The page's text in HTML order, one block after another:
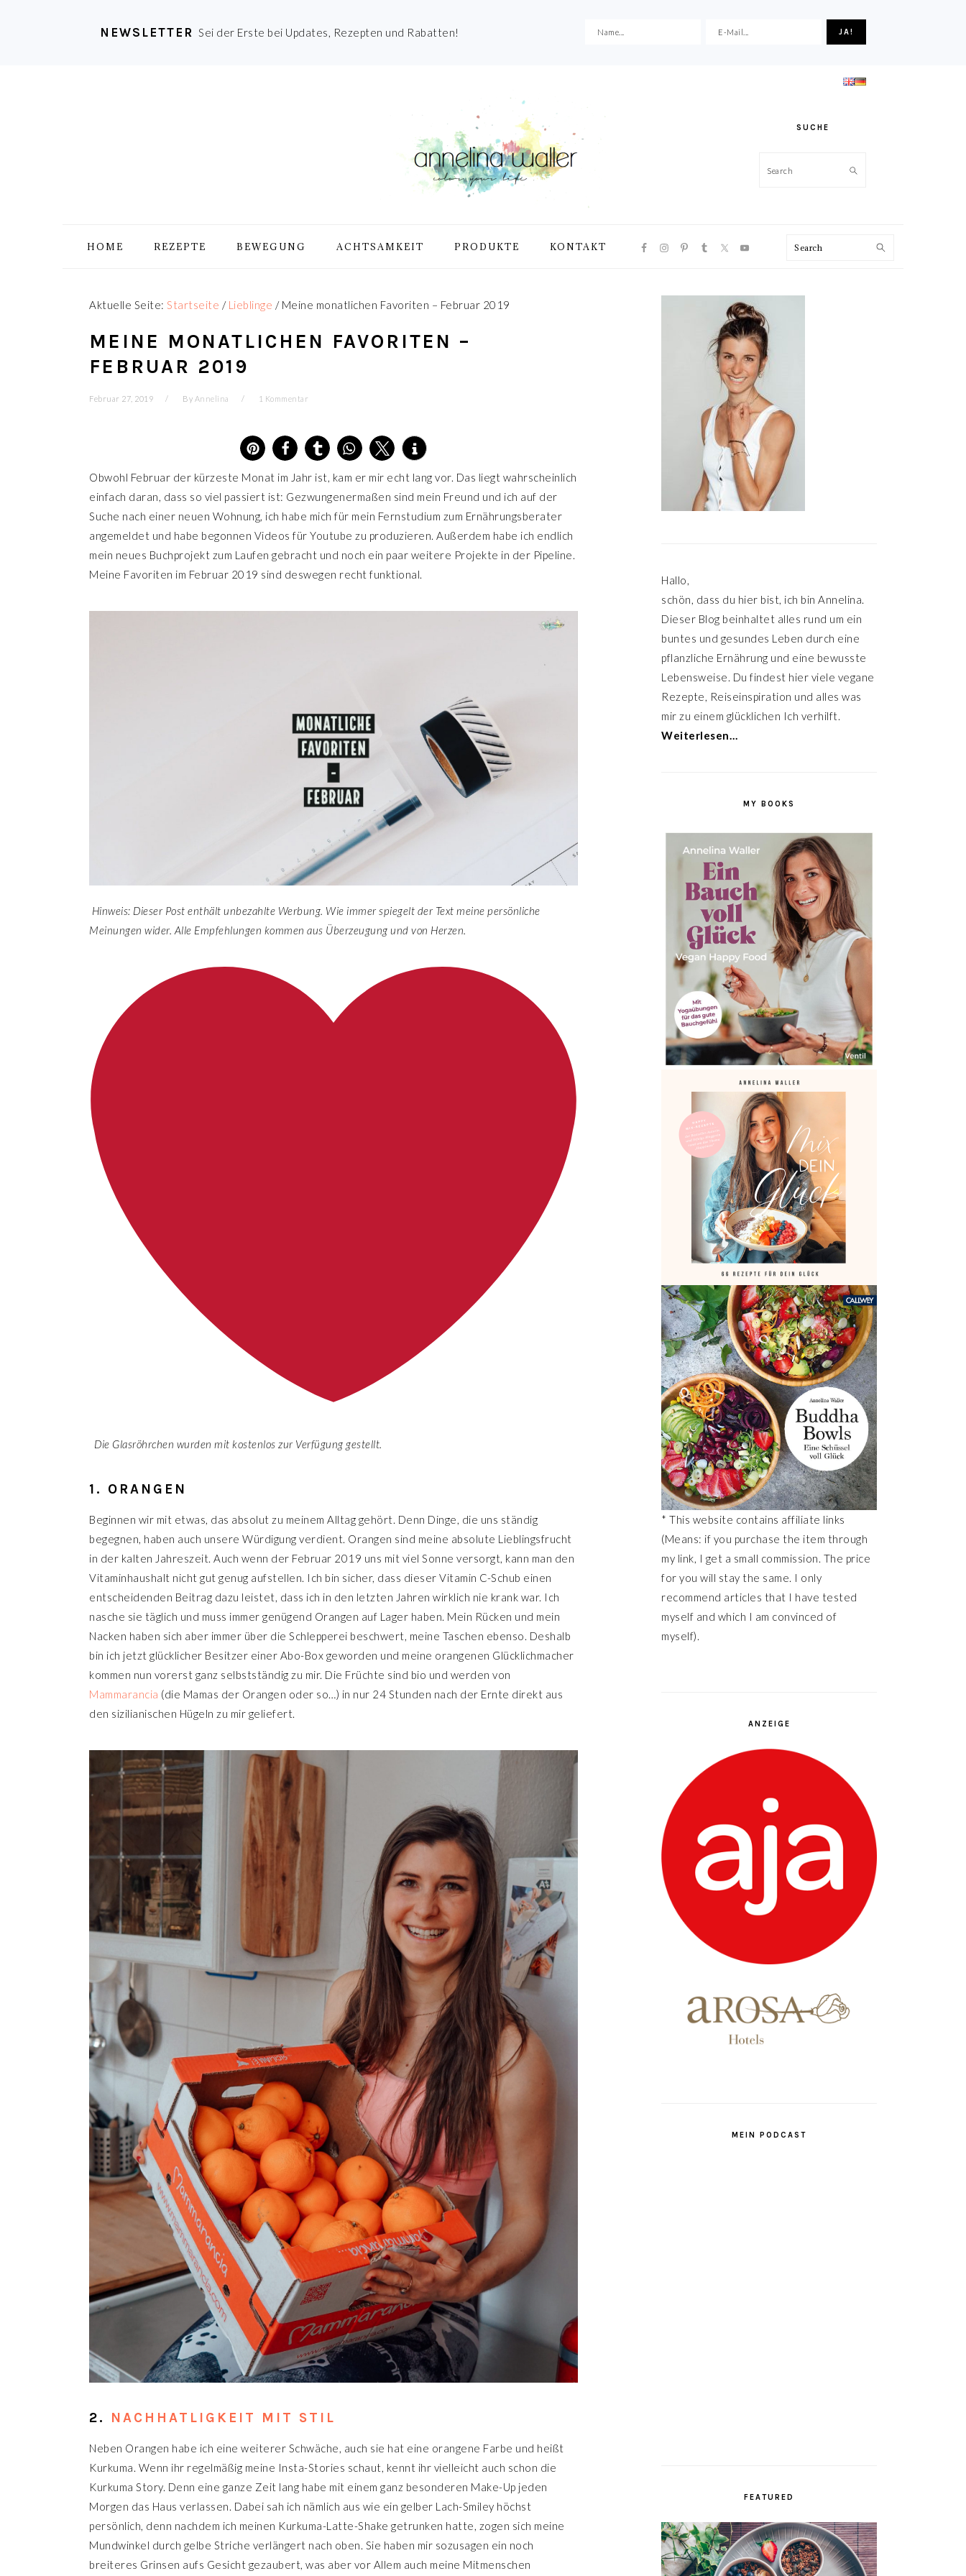
NEWSLETTER Sei der Erste bei Updates, Rezepten und Rabatten!
SUCHE
Search
HOME REZEPTE BEWEGUNG ACHTSAMKEIT PRODUKTE KONTAKT
NAVIGATION
ICONS
Search
Aktuelle Seite: Startseite / Lieblinge /Meine monatlichen Favoriten – Februar 2019
MEINE MONATLICHEN FAVORITEN –
FEBRUAR 2019
Februar 27, 2019 By Annelina 1 Kommentar
Obwohl Februar der kürzeste Monat im Jahr ist, kam er mir echt lang vor. Das liegt wahrscheinlich
einfach daran, dass so viel passiert ist: Gezwungenermaßen sind mein Freund und ich auf der
Suche nach einer neuen Wohnung, ich habe mich für mein Fernstudium zum Ernährungsberater
angemeldet und habe begonnen Videos für Youtube zu produzieren. Außerdem habe ich endlich
mein neues Buchprojekt zum Laufen gebracht und noch ein paar weitere Projekte in der Pipeline.
Meine Favoriten im Februar 2019 sind deswegen recht funktional.
Hinweis: Dieser Post enthält unbezahlte Werbung. Wie immer spiegelt der Text meine persönliche
Meinungen wider. Alle Empfehlungen kommen aus Überzeugung und von Herzen.
Die Glasröhrchen wurden mit kostenlos zur Verfügung gestellt.
1. ORANGEN
Beginnen wir mit etwas, das absolut zu meinem Alltag gehört. Denn Dinge, die uns ständig
begegnen, haben auch unsere Würdigung verdient. Orangen sind meine absolute Lieblingsfrucht
in der kalten Jahreszeit. Auch wenn der Februar 2019 uns mit viel Sonne versorgt, kann man den
Vitaminhaushalt nicht gut genug aufstellen. Ich bin sicher, dass dieser Vitamin C-Schub einen
entscheidenden Beitrag dazu leistet, dass ich in den letzten Jahren wirklich nie krank war. Ich
nasche sie täglich und muss immer genügend Orangen auf Lager haben. Mein Rücken und mein
Nacken haben sich aber immer über die Schlepperei beschwert, meine Taschen ebenso. Deshalb
bin ich jetzt glücklicher Besitzer einer Abo-Box geworden und meine orangenen Glücklichmacher
kommen nun vorerst ganz selbstständig zu mir. Die Früchte sind bio und werden von
Mammarancia (die Mamas der Orangen oder so…) in nur 24 Stunden nach der Ernte direkt aus
den sizilianischen Hügeln zu mir geliefert.
2. NACHHATLIGKEIT MIT STIL
Neben Orangen habe ich eine weiterer Schwäche, auch sie hat eine orangene Farbe und heißt
Kurkuma. Wenn ihr regelmäßig meine Insta-Stories schaut, kennt ihr vielleicht auch schon die
Kurkuma Story. Denn eine ganze Zeit lang habe mit einem ganz besonderen Make-Up jeden
Morgen das Haus verlassen. Dabei sah ich nämlich aus wie ein gelber Lach-Smiley höchst
persönlich, denn nachdem ich meinen Kurkuma-Latte-Shake getrunken hatte, zogen sich meine
Mundwinkel durch gelbe Striche verlängert nach oben. Sie haben mir sozusagen ein noch
breiteres Grinsen aufs Gesicht gezaubert, was aber vor Allem auch meine Mitmenschen
SIDEBAR
Hallo,
schön, dass du hier bist, ich bin Annelina.
Dieser Blog beinhaltet alles rund um ein
buntes und gesundes Leben durch eine
pflanzliche Ernährung und eine bewusste
Lebensweise. Du findest hier viele vegane
Rezepte, Reiseinspiration und alles was
mir zu einem glücklichen Ich verhilft.
Weiterlesen…
MY BOOKS
* This website contains affiliate links
(Means: if you purchase the item through
my link, I get a small commission. The price
for you will stay the same. I only
recommend articles that I have tested
myself and which I am convinced of
myself).
ANZEIGE
MEIN PODCAST
FEATURED